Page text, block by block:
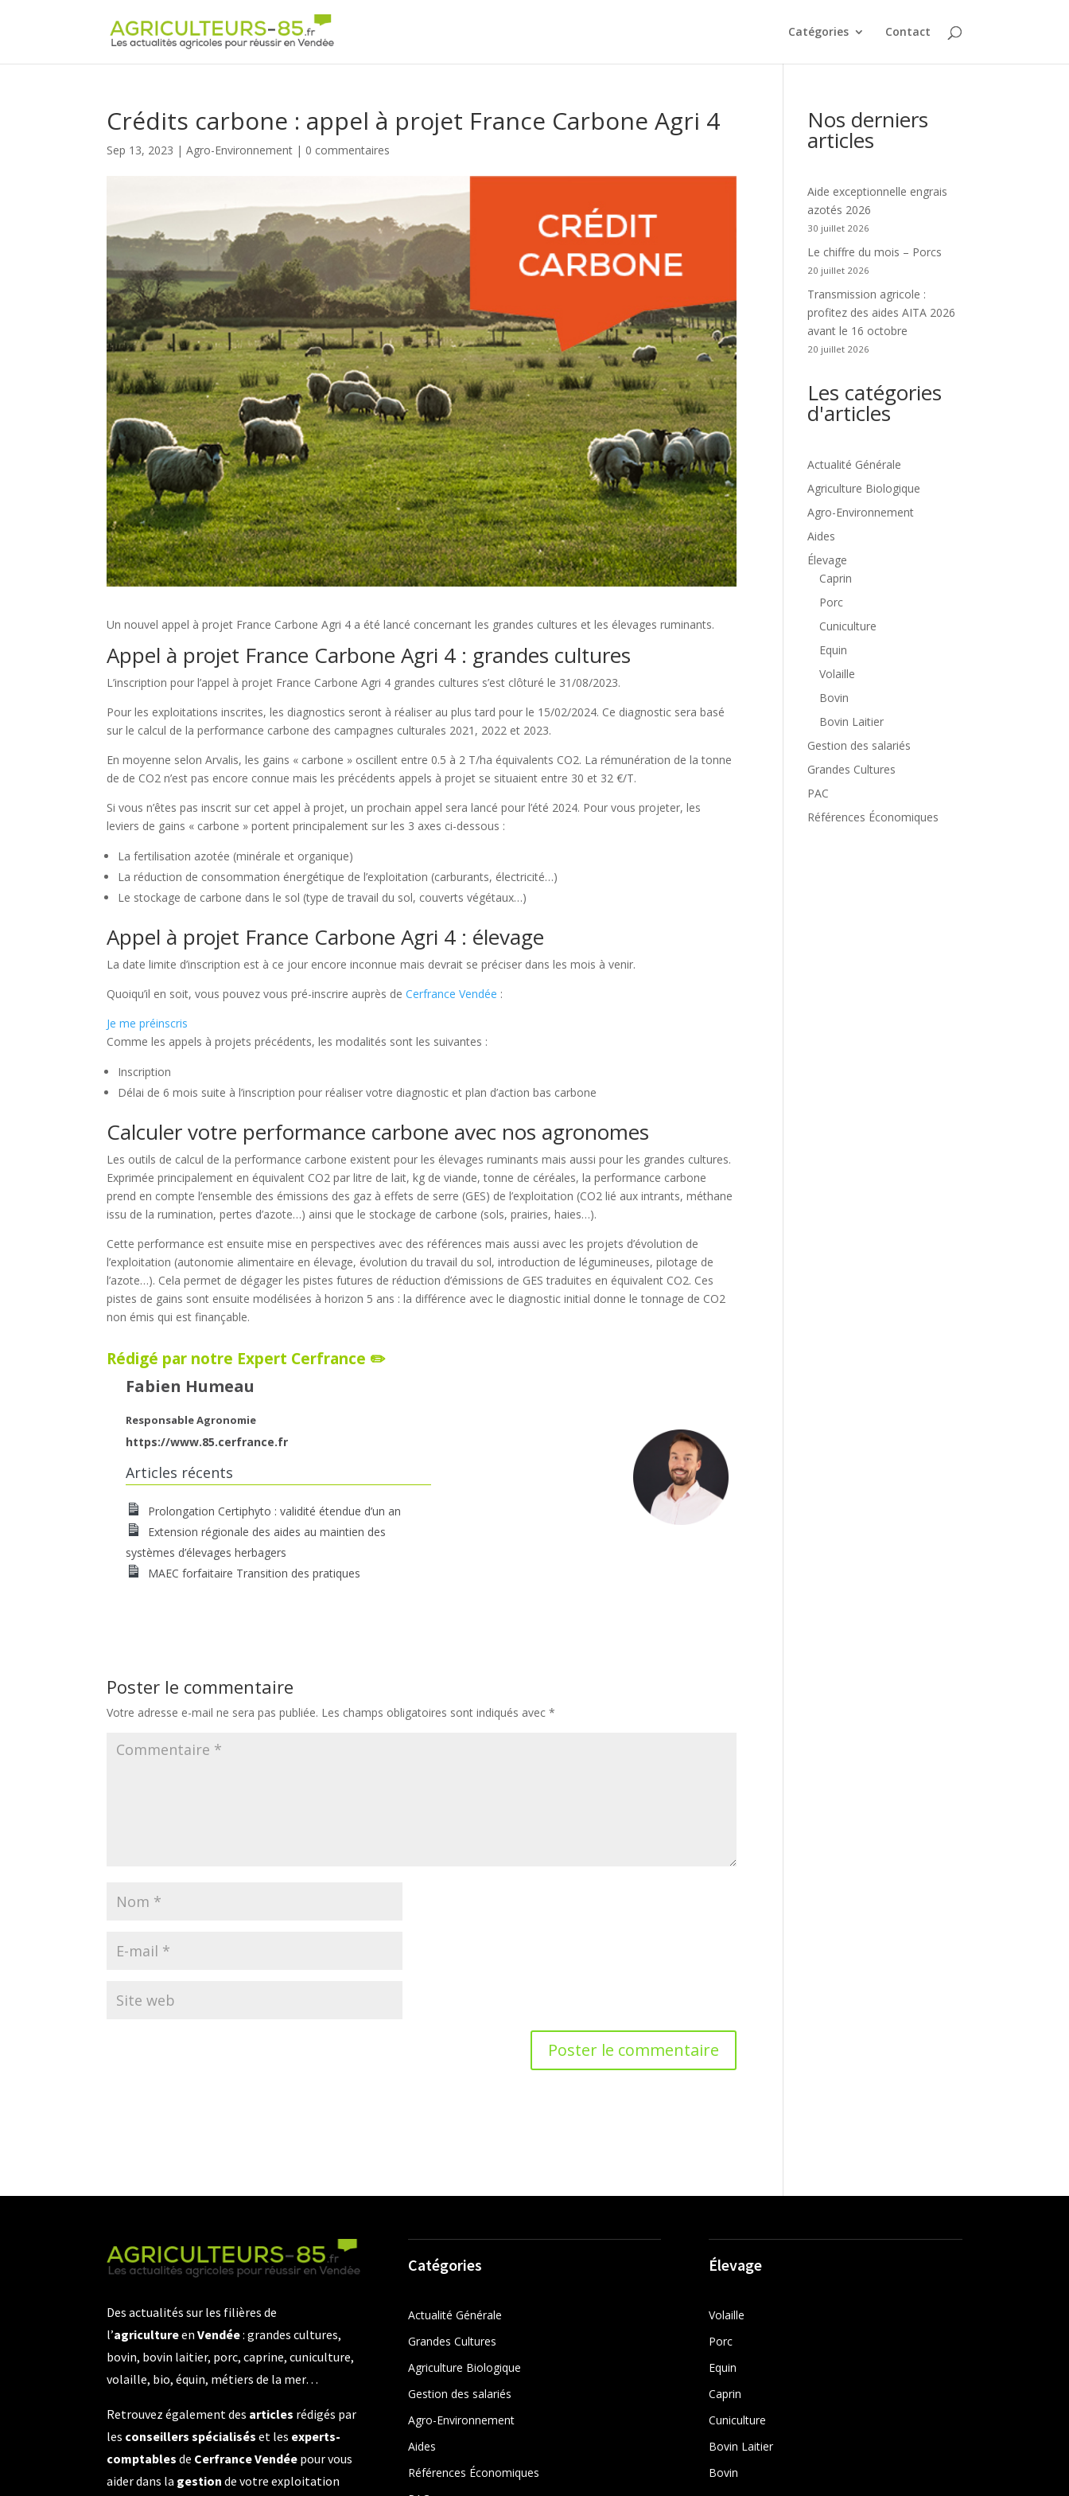
Catégories Contact
Crédits carbone : appel à projet France Carbone Agri 4
Sep 13, 2023 |Agro-Environnement | 0 commentaires
Un nouvel appel à projet France Carbone Agri 4 a été lancé concernant les grandes cultures et les élevages ruminants.
Appel à projet France Carbone Agri 4 : grandes cultures
L’inscription pour l’appel à projet France Carbone Agri 4 grandes cultures s’est clôturé le 31/08/2023.
Pour les exploitations inscrites, les diagnostics seront à réaliser au plus tard pour le 15/02/2024. Ce diagnostic sera basé
sur le calcul de la performance carbone des campagnes culturales 2021, 2022 et 2023.
En moyenne selon Arvalis, les gains « carbone » oscillent entre 0.5 à 2 T/ha équivalents CO2. La rémunération de la tonne
de de CO2 n’est pas encore connue mais les précédents appels à projet se situaient entre 30 et 32 €/T.
Si vous n’êtes pas inscrit sur cet appel à projet, un prochain appel sera lancé pour l’été 2024. Pour vous projeter, les
leviers de gains « carbone » portent principalement sur les 3 axes ci-dessous :
La fertilisation azotée (minérale et organique)
La réduction de consommation énergétique de l’exploitation (carburants, électricité…)
Le stockage de carbone dans le sol (type de travail du sol, couverts végétaux…)
Appel à projet France Carbone Agri 4 : élevage
La date limite d’inscription est à ce jour encore inconnue mais devrait se préciser dans les mois à venir.
Quoiqu’il en soit, vous pouvez vous pré-inscrire auprès deCerfrance Vendée :
Je me préinscris
Comme les appels à projets précédents, les modalités sont les suivantes :
Inscription
Délai de 6 mois suite à l’inscription pour réaliser votre diagnostic et plan d’action bas carbone
Calculer votre performance carbone avec nos agronomes
Les outils de calcul de la performance carbone existent pour les élevages ruminants mais aussi pour les grandes cultures.
Exprimée principalement en équivalent CO2 par litre de lait, kg de viande, tonne de céréales, la performance carbone
prend en compte l’ensemble des émissions des gaz à effets de serre (GES) de l’exploitation (CO2 lié aux intrants, méthane
issu de la rumination, pertes d’azote…) ainsi que le stockage de carbone (sols, prairies, haies…).
Cette performance est ensuite mise en perspectives avec des références mais aussi avec les projets d’évolution de
l’exploitation (autonomie alimentaire en élevage, évolution du travail du sol, introduction de légumineuses, pilotage de
l’azote…). Cela permet de dégager les pistes futures de réduction d’émissions de GES traduites en équivalent CO2. Ces
pistes de gains sont ensuite modélisées à horizon 5 ans : la différence avec le diagnostic initial donne le tonnage de CO2
non émis qui est finançable.
Rédigé par notre Expert Cerfrance ✏️
Fabien Humeau
Responsable Agronomie
https://www.85.cerfrance.fr
Articles récents
Prolongation Certiphyto : validité étendue d’un an
Extension régionale des aides au maintien des
systèmes d’élevages herbagers
MAEC forfaitaire Transition des pratiques
Poster le commentaire
Votre adresse e-mail ne sera pas publiée. Les champs obligatoires sont indiqués avec*
Nos derniers
articles
Aide exceptionnelle engrais
azotés 2026
30 juillet 2026
Le chiffre du mois – Porcs
20 juillet 2026
Transmission agricole :
profitez des aides AITA 2026
avant le 16 octobre
20 juillet 2026
Les catégories
d'articles
Actualité Générale
Agriculture Biologique
Agro-Environnement
Aides
Élevage
Caprin
Porc
Cuniculture
Equin
Volaille
Bovin
Bovin Laitier
Gestion des salariés
Grandes Cultures
PAC
Références Économiques
Des actualités sur les filières de
l’agricultureenVendée: grandes cultures,
bovin, bovin laitier, porc, caprine, cuniculture,
volaille, bio, équin, métiers de la mer…
Retrouvez également des articles rédigés par
les conseillers spécialisés et les experts-
comptables de Cerfrance Vendée pour vous
aider dans la gestion de votre exploitation
Catégories
Actualité Générale
Grandes Cultures
Agriculture Biologique
Gestion des salariés
Agro-Environnement
Aides
Références Économiques
Élevage
Volaille
Porc
Equin
Caprin
Cuniculture
Bovin Laitier
Bovin